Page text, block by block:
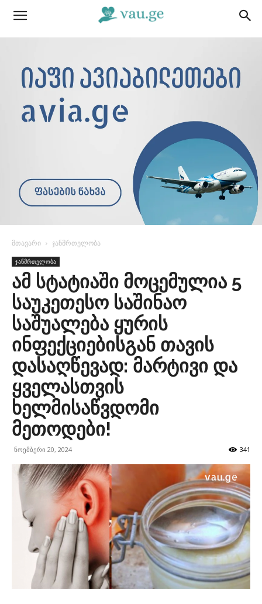
მთავარი ჯანმრთელობა
ჯანმრთელობა
ამ სტატიაში მოცემულია 5
საუკეთესო საშინაო
საშუალება ყურის
ინფექციებისგან თავის
დასაღწევად: მარტივი და
ყველასთვის
ხელმისაწვდომი
მეთოდები!
ნოემბერი 20, 2024 341